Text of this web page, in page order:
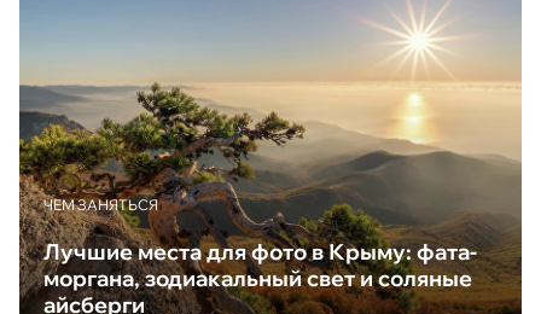
ЧЕМ ЗАНЯТЬСЯ
Лучшие места для фото в Крыму: фата-
моргана, зодиакальный свет и соляные
айсберги